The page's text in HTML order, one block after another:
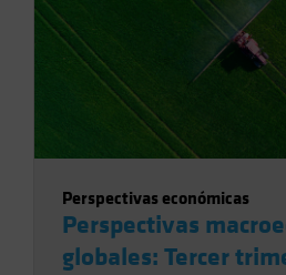
Perspectivas económicas
Perspectivas
globales: Tercer